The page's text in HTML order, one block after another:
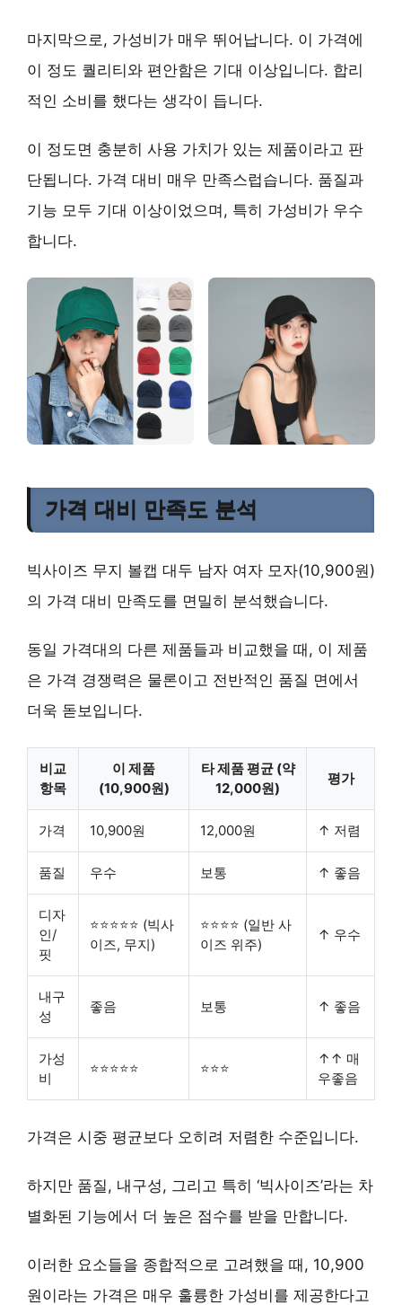
마지막으로, 가성비가 매우 뛰어납니다. 이 가격에
이 정도 퀄리티와 편안함은 기대 이상입니다. 합리
적인 소비를 했다는 생각이 듭니다.
이 정도면 충분히 사용 가치가 있는 제품이라고 판
단됩니다. 가격 대비 매우 만족스럽습니다. 품질과
기능 모두 기대 이상이었으며, 특히 가성비가 우수
합니다.
가격 대비 만족도 분석
빅사이즈 무지 볼캡 대두 남자 여자 모자(10,900원)
의 가격 대비 만족도를 면밀히 분석했습니다.
동일 가격대의 다른 제품들과 비교했을 때, 이 제품
은 가격 경쟁력은 물론이고 전반적인 품질 면에서
더욱 돋보입니다.
비교
항목
이 제품
(10,900원)
타 제품 평균 (약
12,000원)
평가
가격 10,900원 12,000원 ↑ 저렴
품질 우수 보통 ↑ 좋음
디자
인/
핏
⭐⭐⭐⭐⭐ (빅사
이즈, 무지)
⭐⭐⭐⭐ (일반 사
이즈 위주)
↑ 우수
내구
성
좋음 보통 ↑ 좋음
가성
비
⭐⭐⭐⭐⭐ ⭐⭐⭐
↑↑ 매
우좋음
가격은 시중 평균보다 오히려 저렴한 수준입니다.
하지만 품질, 내구성, 그리고 특히 ‘빅사이즈’라는 차
별화된 기능에서 더 높은 점수를 받을 만합니다.
이러한 요소들을 종합적으로 고려했을 때, 10,900
원이라는 가격은 매우 훌륭한 가성비를 제공한다고